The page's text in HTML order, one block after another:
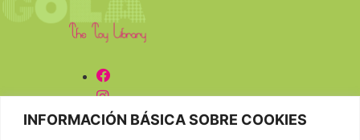
INFORMACIÓN BÁSICA SOBRE COOKIES
CONTACTAR